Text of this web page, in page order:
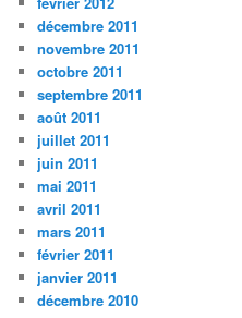
décembre 2011
novembre 2011
octobre 2011
septembre 2011
août 2011
juillet 2011
juin 2011
mai 2011
avril 2011
mars 2011
février 2011
janvier 2011
décembre 2010